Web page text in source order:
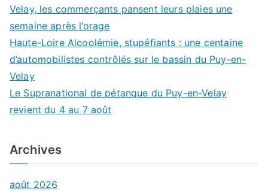
Velay, les commerçants pansent leurs plaies une
semaine après l’orage
Haute-Loire Alcoolémie, stupéfiants : une centaine
d’automobilistes contrôlés sur le bassin du Puy-en-
Velay
Le Supranational de pétanque du Puy-en-Velay
revient du 4 au 7 août
Archives
août 2026